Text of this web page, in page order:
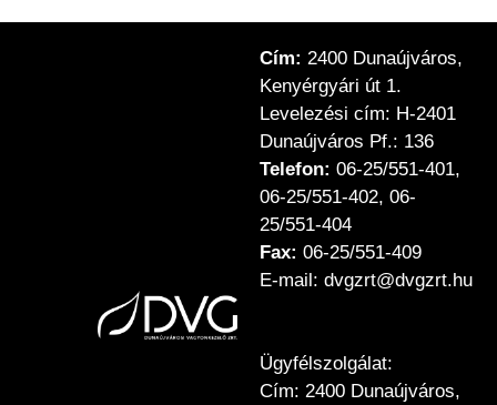
Cím: 2400 Dunaújváros,
Kenyérgyári út 1.
Levelezési cím: H-2401
Dunaújváros Pf.: 136
Telefon: 06-25/551-401,
06-25/551-402, 06-
25/551-404
Fax: 06-25/551-409
E-mail: dvgzrt@dvgzrt.hu
Ügyfélszolgálat:
Cím: 2400 Dunaújváros,